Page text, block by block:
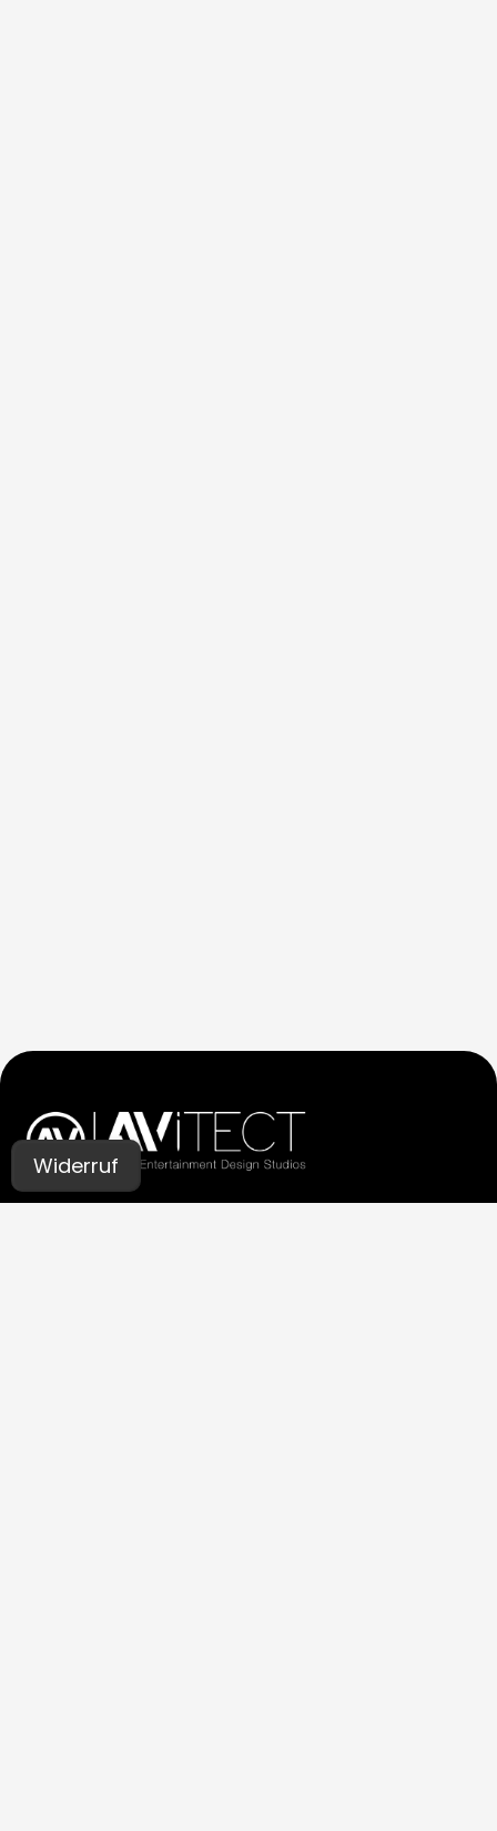
Widerruf